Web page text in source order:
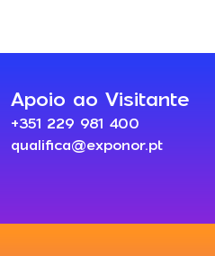
Apoio ao Visitante
+351 229 981 400
qualifica@exponor.pt